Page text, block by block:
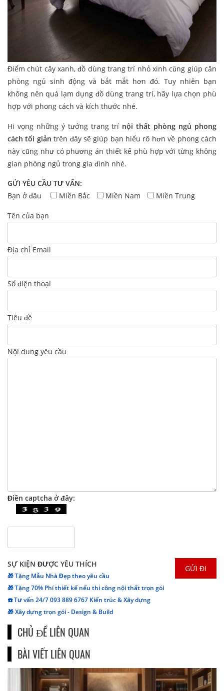
Điểm chút cây xanh, đồ dùng trang trí nhỏ xinh cũng giúp căn
phòng ngủ sinh động và bắt mắt hơn đó. Tuy nhiên bạn
không nên quá lạm dụng đồ dùng trang trí, hãy lựa chọn phù
hợp với phong cách và kích thước nhé.
Hi vọng những ý tưởng trang trí nội thất phòng ngủ phong
cách tối giản trên đây sẽ giúp bạn hiểu rõ hơn về phong cách
này cũng như có phương án thiết kế phù hợp với từng không
gian phòng ngủ trong gia đình nhé.
GỬI YÊU CẦU TƯ VẤN:
Bạn ở đâu
Miền Bắc Miền Nam Miền Trung
Tên của bạn
Địa chỉ Email
Số điện thoại
Tiêu đề
Nội dung yêu cầu
Điền captcha ở đây:
SỰ KIỆN ĐƯỢC YÊU THÍCH
🎁 Tặng Mẫu Nhà Đẹp theo yêu cầu
🎁 Tặng 70% Phí thiết kế nếu thi công nội thất trọn gói
☎️ Tư vấn 24/7 093 889 6767 Kiến trúc & Xây dựng
🎁 Xây dựng trọn gói - Design & Build
CHỦ ĐỀ LIÊN QUAN
BÀI VIẾT LIÊN QUAN